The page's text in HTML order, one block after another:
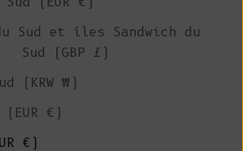
Sud et îles Sandwich du
Sud (GBP £)
(KRW ₩)
(EUR €)
€)